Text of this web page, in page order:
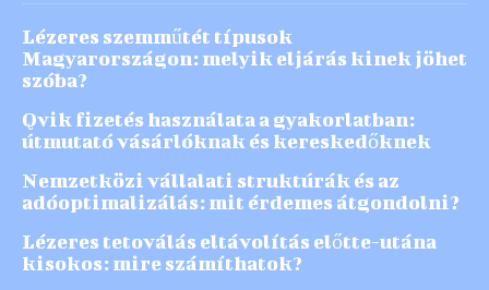
Lézeres szemműtét típusok
Magyarországon: melyik eljárás kinek jöhet
szóba?
Qvik fizetés használata a gyakorlatban:
útmutató vásárlóknak és kereskedőknek
Nemzetközi vállalati struktúrák és az
adóoptimalizálás: mit érdemes átgondolni?
Lézeres tetoválás eltávolítás előtte-utána
kisokos: mire számíthatok?